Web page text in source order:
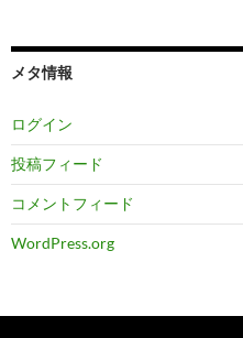
メタ情報
ログイン
投稿フィード
コメントフィード
WordPress.org